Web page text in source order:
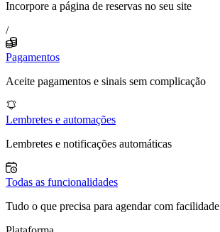
Incorpore a página de reservas no seu site
/
Pagamentos
Aceite pagamentos e sinais sem complicação
Lembretes e automações
Lembretes e notificações automáticas
Todas as funcionalidades
Tudo o que precisa para agendar com facilidade